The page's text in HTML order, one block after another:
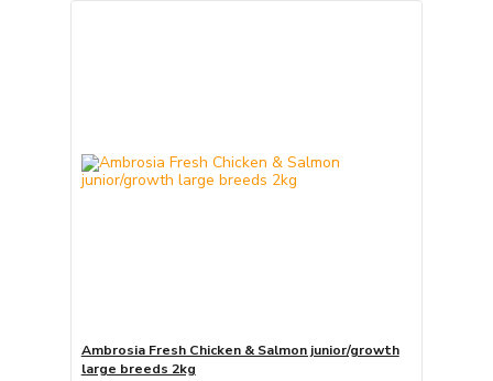
Ambrosia Fresh Chicken & Salmon junior/growth
large breeds 2kg